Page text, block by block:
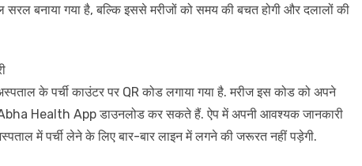
बनाया गया है, बल्कि इससे मरीजों को समय की बचत होगी और दलालों की
के पर्ची काउंटर पर QR कोड लगाया गया है. मरीज इस कोड को अपने
Health App डाउनलोड कर सकते हैं. ऐप में अपनी आवश्यक जानकारी
में पर्ची लेने के लिए बार-बार लाइन में लगने की जरूरत नहीं पड़ेगी.